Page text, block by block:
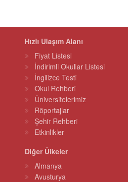
Hızlı Ulaşım Alanı
Fiyat Listesi
İndirimli Okullar Listesi
İngilizce Testi
Okul Rehberi
Üniversitelerimiz
Röportajlar
Şehir Rehberi
Etkinlikler
Diğer Ülkeler
Almanya
Avusturya